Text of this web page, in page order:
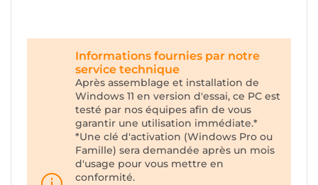
Informations fournies par notre
service technique
Après assemblage et installation de
Windows 11 en version d'essai, ce PC est
testé par nos équipes afin de vous
garantir une utilisation immédiate.*
*Une clé d'activation (Windows Pro ou
Famille) sera demandée après un mois
d'usage pour vous mettre en
conformité.